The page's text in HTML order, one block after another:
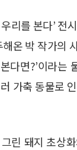
리를 본다’ 전
온 박 작가의
다면?’이라는
가축 동물로
린 돼지 초상